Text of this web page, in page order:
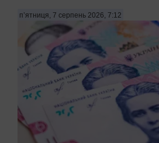
п’ятниця, 7 серпень 2026, 7:12